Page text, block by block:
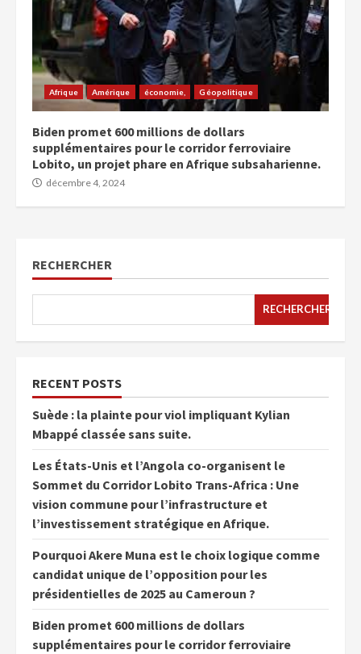
Afrique Amérique économie, Géopolitique
Biden promet 600 millions de dollars
supplémentaires pour le corridor ferroviaire
Lobito, un projet phare en Afrique subsaharienne.
décembre 4, 2024
RECHERCHER
RECHERCHER
RECENT POSTS
Suède : la plainte pour viol impliquant Kylian
Mbappé classée sans suite.
Les États-Unis et l’Angola co-organisent le
Sommet du Corridor Lobito Trans-Africa : Une
vision commune pour l’infrastructure et
l’investissement stratégique en Afrique.
Pourquoi Akere Muna est le choix logique comme
candidat unique de l’opposition pour les
présidentielles de 2025 au Cameroun ?
Biden promet 600 millions de dollars
supplémentaires pour le corridor ferroviaire